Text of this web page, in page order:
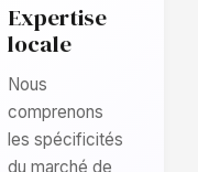
Expertise
locale
Nous
comprenons
les spécificités
du marché de